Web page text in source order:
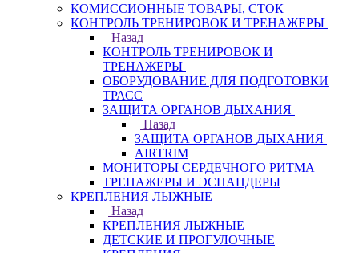
КОМИССИОННЫЕ ТОВАРЫ, СТОК
КОНТРОЛЬ ТРЕНИРОВОК И ТРЕНАЖЕРЫ
Назад
КОНТРОЛЬ ТРЕНИРОВОК И
ТРЕНАЖЕРЫ
ОБОРУДОВАНИЕ ДЛЯ ПОДГОТОВКИ
ТРАСС
ЗАЩИТА ОРГАНОВ ДЫХАНИЯ
Назад
ЗАЩИТА ОРГАНОВ ДЫХАНИЯ
AIRTRIM
МОНИТОРЫ СЕРДЕЧНОГО РИТМА
ТРЕНАЖЕРЫ И ЭСПАНДЕРЫ
КРЕПЛЕНИЯ ЛЫЖНЫЕ
Назад
КРЕПЛЕНИЯ ЛЫЖНЫЕ
ДЕТСКИЕ И ПРОГУЛОЧНЫЕ